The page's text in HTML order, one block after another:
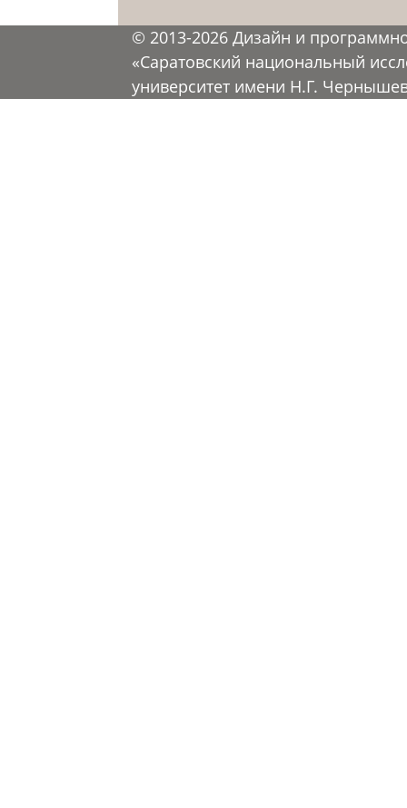
© 2013-2026 Дизайн и
«Саратовский национальный
университет имени Н.Г.